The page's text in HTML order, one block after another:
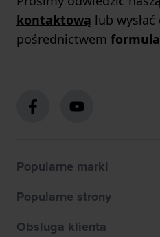
kontaktową lub
pośrednictwem
Popularne marki
Popularne strony
Obsluga klienta